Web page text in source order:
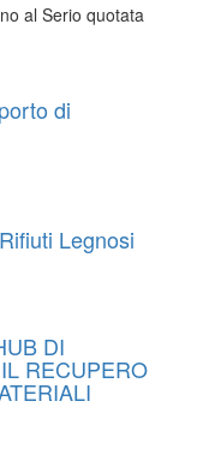
al Serio quotata
di
Legnosi
DI
RECUPERO